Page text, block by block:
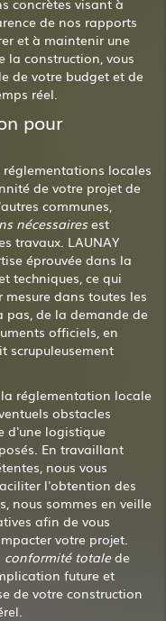
de nos rapports
et à maintenir une
la construction, vous
de votre budget et de
réel.
pour
locales
de votre projet de
communes,
nécessairesest
travaux. LAUNAY
éprouvée dans la
techniques, ce qui
dans toutes les
pas, de la demande de
officiels, en
scrupuleusement
réglementation locale
obstacles
d'une logistique
En travaillant
nous vous
l'obtention des
nous sommes en veille
afin de vous
votre projet.
conformité totalede
future et
de votre construction